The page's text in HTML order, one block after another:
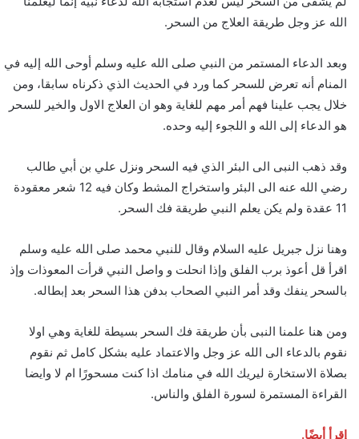
الله عز وجل طريقة العلاج من السحر.
وبعد الدعاء المستمر من النبي صلى الله عليه وسلم أوحى الله إليه في
المنام أنه تعرض للسحر كما ورد في الحديث الذي ذكرناه سابقا، ومن
خلال يجب علينا فهم أمر مهم للغاية وهو ان العلاج الاول والخير للسحر
هو الدعاء إلى الله و اللجوء إليه وحده.
وقد ذهب النبى الى البئر الذي فيه السحر ونزل علي بن أبي طالب
رضي الله عنه الى البئر واستخراج المشط وكان فيه 12 شعر معقودة
11 عقدة ولم يكن يعلم النبي طريقة فك السحر.
وهنا نزل جبريل عليه السلام وقال للنبي محمد صلى الله عليه وسلم
اقرأ قل أعوذ برب الفلق وإذا انحلت و واصل النبي قرأت المعوذات وإذ
بالسحر ينفك وقد أمر النبي الصحاب بدفن هذا السحر بعد إبطاله.
ومن هنا علمنا النبى بأن طريقة فك السحر بسيطة للغاية وهي اولا
نقوم بالدعاء الى الله عز وجل والاعتماد عليه بشكل كامل ثم نقوم
بصلاة الاستخارة ليريك الله في منامك اذا كنت مسحورًا ام لا وايضا
القراءة المستمرة لسورة الفلق والناس.
إقرأ أيضًا.